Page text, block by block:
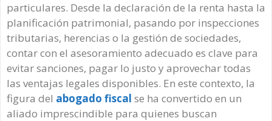
particulares. Desde la declaración de la renta hasta la
planificación patrimonial, pasando por inspecciones
tributarias, herencias o la gestión de sociedades,
contar con el asesoramiento adecuado es clave para
evitar sanciones, pagar lo justo y aprovechar todas
las ventajas legales disponibles. En este contexto, la
figura del abogado fiscal se ha convertido en un
aliado imprescindible para quienes buscan